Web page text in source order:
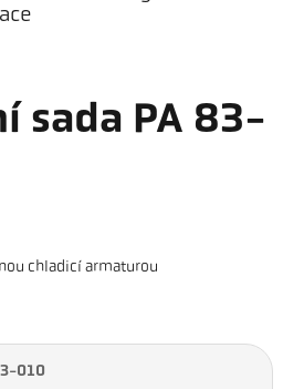
sada PA 83-
chladicí armaturou
010